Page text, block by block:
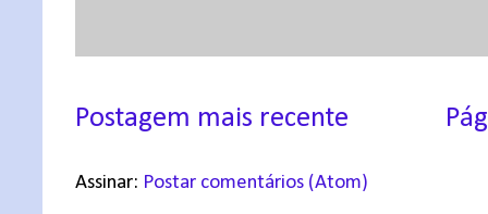
Postagem mais recente
Assinar: Postar comentários (Atom)